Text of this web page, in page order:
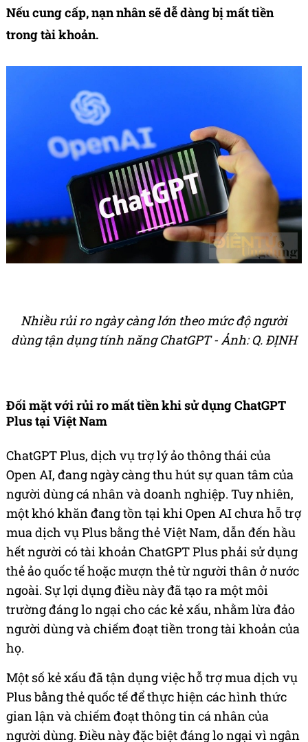
Nếu cung cấp, nạn nhân sẽ dễ dàng bị mất tiền
trong tài khoản.
Nhiều rủi ro ngày càng lớn theo mức độ người
dùng tận dụng tính năng ChatGPT - Ảnh: Q. ĐỊNH
Đối mặt với rủi ro mất tiền khi sử dụng ChatGPT
Plus tại Việt Nam
ChatGPT Plus, dịch vụ trợ lý ảo thông thái của
Open AI, đang ngày càng thu hút sự quan tâm của
người dùng cá nhân và doanh nghiệp. Tuy nhiên,
một khó khăn đang tồn tại khi Open AI chưa hỗ trợ
mua dịch vụ Plus bằng thẻ Việt Nam, dẫn đến hầu
hết người có tài khoản ChatGPT Plus phải sử dụng
thẻ ảo quốc tế hoặc mượn thẻ từ người thân ở nước
ngoài. Sự lợi dụng điều này đã tạo ra một môi
trường đáng lo ngại cho các kẻ xấu, nhằm lừa đảo
người dùng và chiếm đoạt tiền trong tài khoản của
họ.
Một số kẻ xấu đã tận dụng việc hỗ trợ mua dịch vụ
Plus bằng thẻ quốc tế để thực hiện các hình thức
gian lận và chiếm đoạt thông tin cá nhân của
người dùng. Điều này đặc biệt đáng lo ngại vì ngân